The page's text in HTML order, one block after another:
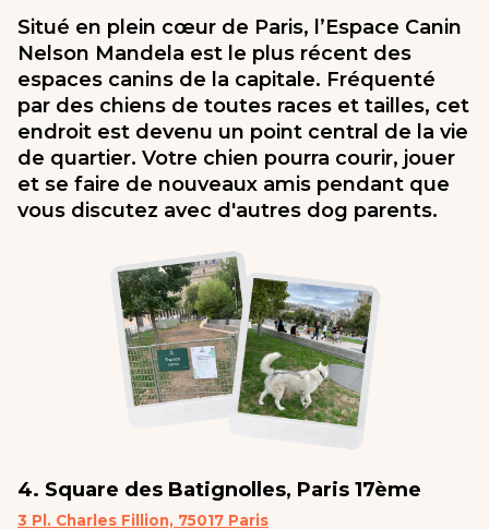
Situé en plein cœur de Paris, l’Espace Canin
Nelson Mandela est le plus récent des
espaces canins de la capitale. Fréquenté
par des chiens de toutes races et tailles, cet
endroit est devenu un point central de la vie
de quartier. Votre chien pourra courir, jouer
et se faire de nouveaux amis pendant que
vous discutez avec d'autres dog parents.
4. Square des Batignolles, Paris 17ème
3 Pl. Charles Fillion, 75017 Paris